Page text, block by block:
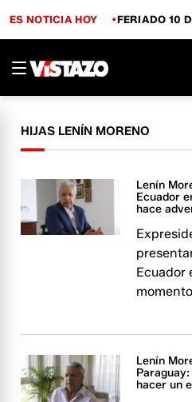
ES NOTICIA HOY FERIADO 10
HIJAS LENÍN MORENO
Lenín
Ecuador
hace
Ecuador
Lenín
hacer un